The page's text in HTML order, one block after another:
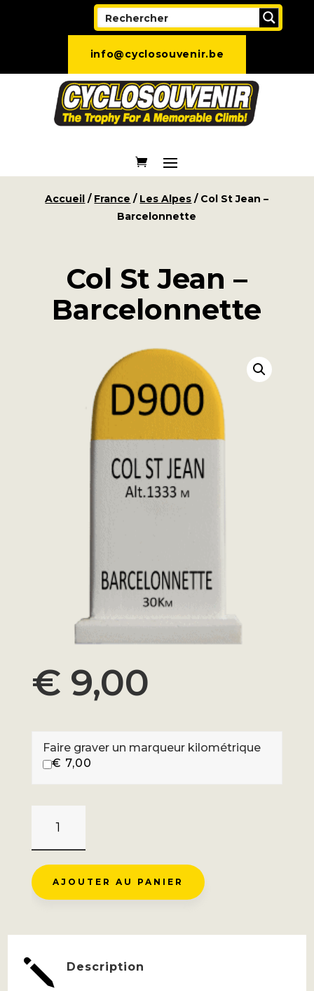
info@cyclosouvenir.be
Accueil / France / Les Alpes / Col St Jean –
Barcelonnette
Col St Jean –
Barcelonnette
€ 9,00
Faire graver un marqueur kilométrique
€ 7,00
COL
ST
JEAN
BARCELONNETTE
AJOUTER AU PANIER
j Description